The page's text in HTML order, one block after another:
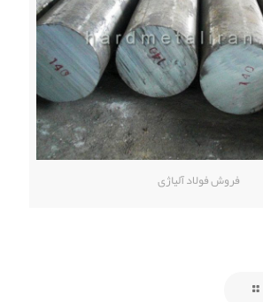
فروش فولاد آلیاژی